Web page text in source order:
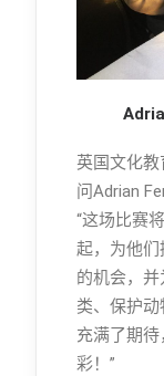
英国文化
问Adrian
“这场比赛
起，为他
的机会，
类、保护
充满了期待
彩！”